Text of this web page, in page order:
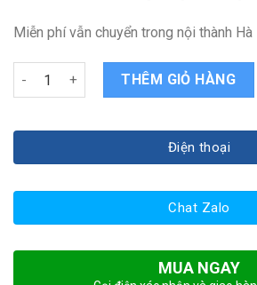
Miễn phí vẫn chuyển trong nội thành Hà
Sạc Laptop Lenovo Yoga 2 Pro quantity
THÊM GIỎ HÀNG
Điện thoại
Chat Zalo
MUA NGAY